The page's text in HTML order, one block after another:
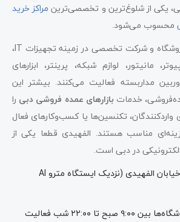
یکی از شلوغ‌ترین و تخصصی‌ترین مراکز خرید
محسوب می‌شود.
در این خیابان، ده‌ها فروشگاه و شرکت تخصصی در زمینه تجهیزات IT،
مانیتور، لوازم شبکه، پرینتر، ابزارهای
مداربسته فعالیت می‌کنند. بیشتر این
خدمات بازارهای عمده فروشی دبی را
واردکنندگان، تکنسین‌ها یا کسب‌وکارهای فعال
مناسب هستند. الفهیدی قطعا یکی از
در دبی است.
منطقه بر دبی، خیابان الفهیدی (نزدیک ایستگاه مترو Al
اغلب فروشگاه‌ها بین ۹:۰۰ صبح تا ۲۲:۰۰ شب فعالیت